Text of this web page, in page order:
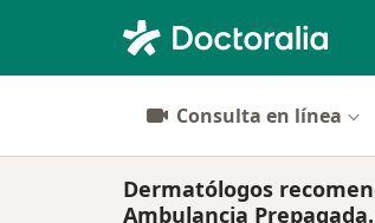
Consulta en línea
Dermatólogos
Ambulancia